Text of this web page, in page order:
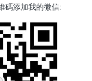
碼添加我的微信: